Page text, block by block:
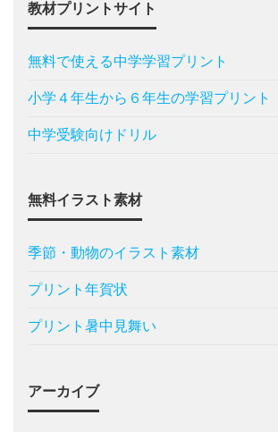
教材プリントサイト
無料で使える中学学習プリント
小学４年生から６年生の学習プリント
中学受験向けドリル
無料イラスト素材
季節・動物のイラスト素材
プリント年賀状
プリント暑中見舞い
アーカイブ